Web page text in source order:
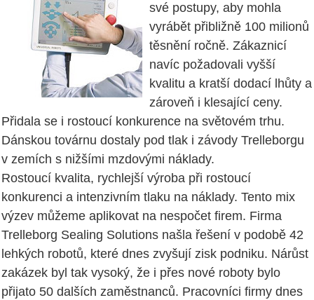
své postupy, aby mohla
vyrábět přibližně 100 milionů
těsnění ročně. Zákaznicí
navíc požadovali vyšší
kvalitu a kratší dodací lhůty a
zároveň i klesající ceny.
Přidala se i rostoucí konkurence na světovém trhu.
Dánskou továrnu dostaly pod tlak i závody Trelleborgu
v zemích s nižšími mzdovými náklady.
Rostoucí kvalita, rychlejší výroba při rostoucí
konkurenci a intenzivním tlaku na náklady. Tento mix
výzev můžeme aplikovat na nespočet firem. Firma
Trelleborg Sealing Solutions našla řešení v podobě 42
lehkých robotů, které dnes zvyšují zisk podniku. Nárůst
zakázek byl tak vysoký, že i přes nové roboty bylo
přijato 50 dalších zaměstnanců. Pracovníci firmy dnes